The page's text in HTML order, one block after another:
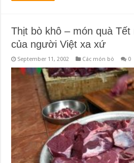
Thịt bò khô – món quà
của người Việt xa xứ
September 11, 2002 Các món bò 0